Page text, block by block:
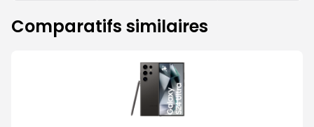
Comparatifs similaires